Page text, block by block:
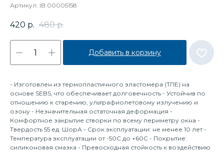
Артикул: IB.00005158
420 р. 480 р.
Добавить в корзину
- Изготовлен из термопластичного эластомера (ТПЕ) на
основе SEBS, что обеспечивает долговечность - Устойчив по
отношению к старению, ультрафиолетовому излучению и
озону - Незначительная остаточная деформация -
Комфортное закрытие створки по всему периметру окна -
Твердость 55 ед. ШорА - Срок эксплуатации: не менее 10 лет -
Температура эксплуатации от -50С до +60С - Покрытие:
силиконовая смазка - Превосходная стойкость к воздействию